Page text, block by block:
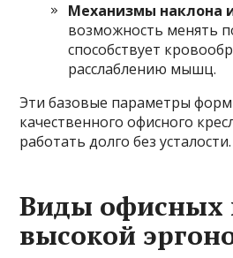
Механизмы наклона
возможность менять
способствует
расслаблению мышц.
Эти базовые параметры
качественного офисного
работать долго без усталости.
Виды офисных
высокой